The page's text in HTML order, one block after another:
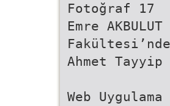
Fotoğraf 17
Emre
Fakültesi’nde
Ahmet Tayyip
Web